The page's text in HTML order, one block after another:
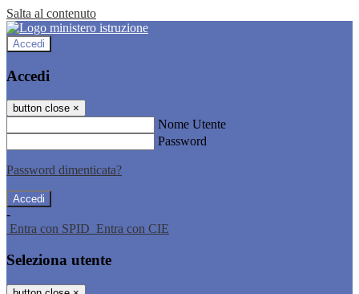
Salta al contenuto
Accedi
Accedi
button close ×
Nome Utente
Password
Password dimenticata?
-
Entra con SPID Entra con CIE
Seleziona utente